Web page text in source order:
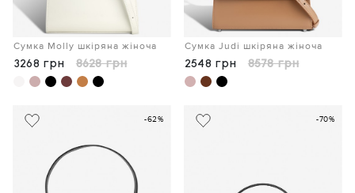
Сумка Molly шкіряна жіноча
3268 грн 8628 грн
Сумка Judi шкіряна жіноча
2548 грн 8578 грн
-62% -70%